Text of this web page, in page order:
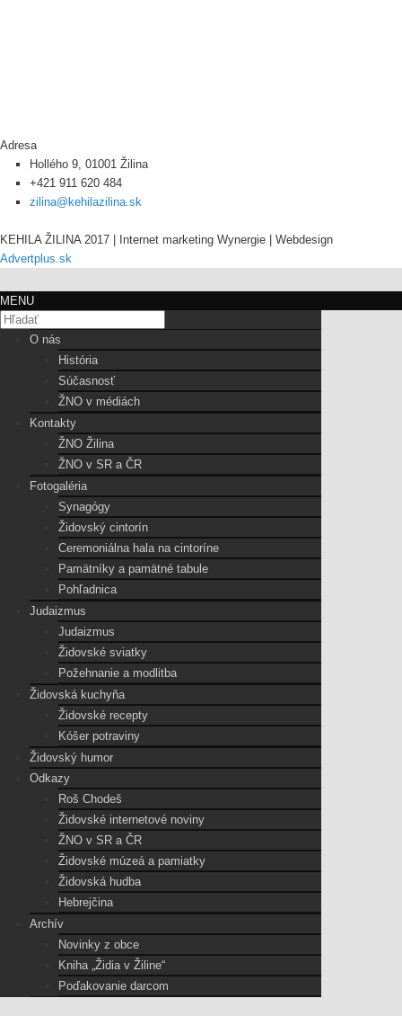
Adresa
Hollého 9, 01001 Žilina
+421 911 620 484
zilina@kehilazilina.sk
KEHILA ŽILINA 2017 | Internet marketing Wynergie | Webdesign
Advertplus.sk
MENU
O nás
História
Súčasnosť
ŽNO v médiách
Kontakty
ŽNO Žilina
ŽNO v SR a ČR
Fotogaléria
Synagógy
Židovský cintorín
Ceremoniálna hala na cintoríne
Pamätníky a pamätné tabule
Pohľadnica
Judaizmus
Judaizmus
Židovské sviatky
Požehnanie a modlitba
Židovská kuchyňa
Židovské recepty
Kóšer potraviny
Židovský humor
Odkazy
Roš Chodeš
Židovské internetové noviny
ŽNO v SR a ČR
Židovské múzeá a pamiatky
Židovská hudba
Hebrejčina
Archív
Novinky z obce
Kniha „Židia v Žiline“
Poďakovanie darcom